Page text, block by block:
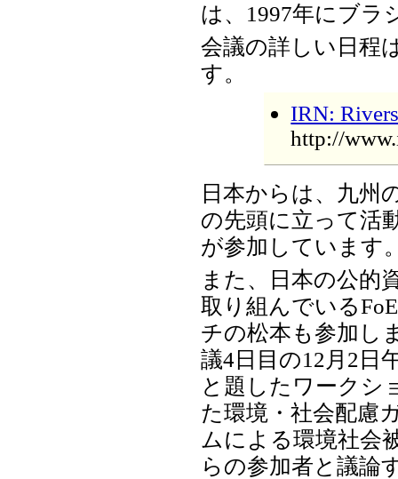
は、1997年にブラ
会議の詳しい日程
す。
IRN:
http://
日本からは、九州
の先頭に立って活
が参加しています
また、日本の公的
取り組んでいる
チの松本も参加し
議4日目の12月2日
と題したワークシ
た環境・社会配慮
ムによる環境社会
らの参加者と議論